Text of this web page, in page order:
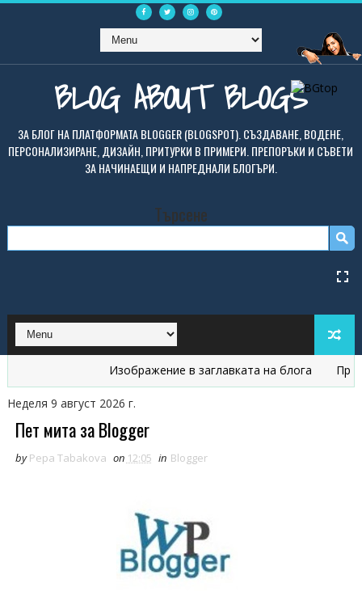
BLOG ABOUT BLOGS
ЗА БЛОГ НА ПЛАТФОРМАТА BLOGGER (BLOGSPOT). СЪЗДАВАНЕ, ВОДЕНЕ,
ПЕРСОНАЛИЗИРАНЕ, ДИЗАЙН, ПРИТУРКИ В ПРИМЕРИ. ПРЕПОРЪКИ И СЪВЕТИ
ЗА НАЧИНАЕЩИ И НАПРЕДНАЛИ БЛОГЪРИ.
Търсене
Изображение в заглавката на блога
Неделя 9 август 2026 г.
Пет мита за Blogger
by Pepa Tabakova on 12:05 in Blogger